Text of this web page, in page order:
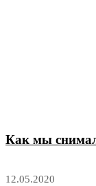
Как мы
12.05.2020